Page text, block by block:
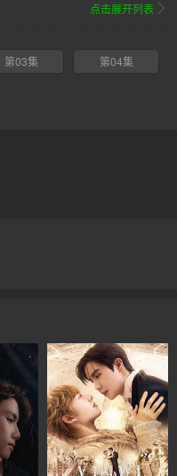
点击展开列表
第03集 第04集